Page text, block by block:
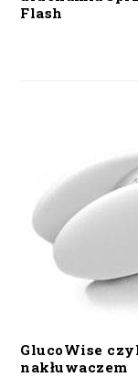
Flash
GlucoWise
nakłuwaczem